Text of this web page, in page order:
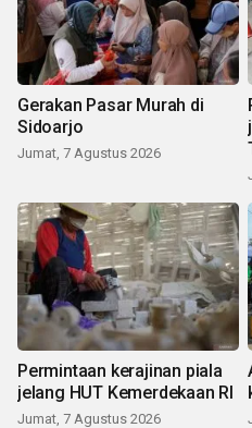
Gerakan Pasar Murah di
Sidoarjo
Jumat, 7 Agustus 2026
Permintaan kerajinan piala
jelang HUT Kemerdekaan RI
Jumat, 7 Agustus 2026